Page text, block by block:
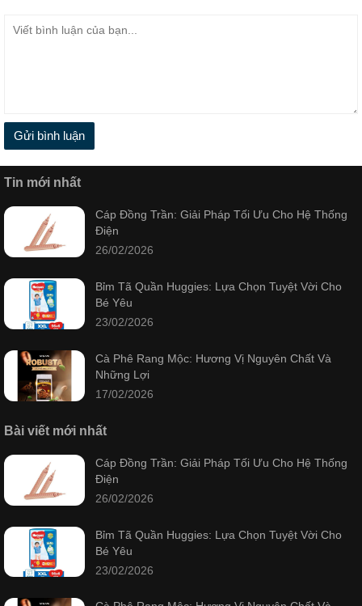
Gửi bình luận
Tin mới nhất
Cáp Đồng Trần: Giải Pháp Tối Ưu Cho Hệ Thống
Điện
26/02/2026
Bỉm Tã Quần Huggies: Lựa Chọn Tuyệt Vời Cho
Bé Yêu
23/02/2026
Cà Phê Rang Mộc: Hương Vị Nguyên Chất Và
Những Lợi
17/02/2026
Bài viết mới nhất
Cáp Đồng Trần: Giải Pháp Tối Ưu Cho Hệ Thống
Điện
26/02/2026
Bỉm Tã Quần Huggies: Lựa Chọn Tuyệt Vời Cho
Bé Yêu
23/02/2026